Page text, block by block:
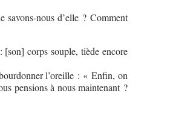
savons-nous d’elle ? Comment
corps souple, tiède encore
l’oreille : « Enfin, on
pensions à nous maintenant ?